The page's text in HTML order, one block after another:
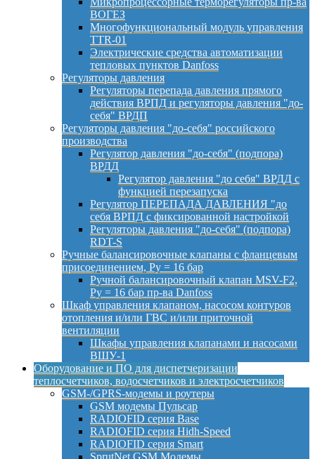
ВОГЕЗ
Многофункциональный модуль управления
TTR-01
Электрические средства автоматизации
тепловых пунктов Danfoss
Регуляторы давления
Регуляторы перепада давления прямого
действия ВРПД и регуляторы давления "до-
себя" ВРДП
Регуляторы давления "до-себя" российского
производства
Регулятор давления "до-себя" (подпора)
ВРДД
Регулятор давления "до себя" ВРДД с
функцией перезапуска
Регулятор ПЕРЕПАДА ДАВЛЕНИЯ "до
себя ВРПД с фиксированной настройкой
Регуляторы давления "до-себя" (подпора)
RDT-S
Ручные балансировочные клапаны с фланцевым
присоединением, Py = 16 бар
Ручной балансировочный клапан MSV-F2,
Py = 16 бар пр-ва Danfoss
Шкаф управления клапаном, насосом контуров
отопления и/или ГВС и/или приточной
вентиляции
Шкафы управления клапанами и насосами
ВШУ-1
Оборудование и ПО для диспетчеризации
теплосчетчиков, водосчетчиков и электросчетчиков
GSM-/GPRS-модемы и роутеры
GSM модемы Пульсар
RADIOFID серия Base
RADIOFID серия Hidh-Speed
RADIOFID серия Smart
SprutNet GSM Модемы